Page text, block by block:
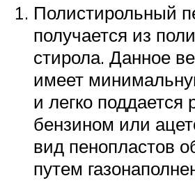
Полистирольный
получается из
стирола. Данное
имеет
и легко поддается
бензином или
вид пенопластов
путем